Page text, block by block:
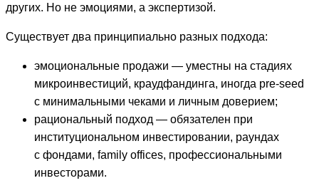
других. Но не эмоциями, а экспертизой.
Существует два принципиально разных подхода:
эмоциональные продажи — уместны на стадиях
микроинвестиций, краудфандинга, иногда pre-seed
с минимальными чеками и личным доверием;
рациональный подход — обязателен при
институциональном инвестировании, раундах
с фондами, family offices, профессиональными
инвесторами.